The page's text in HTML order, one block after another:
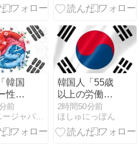
過去
257
166
競争率が過去
→「女性257
倍、男性166
倍…」
韓国
性接
人審
受け
だ
前
ハウメニージャパン！
韓国人「55歳
以上の労働力
が初めて1000
万人を突破…
希望退職年齢
2時間50分前
ほしゅにっぽん